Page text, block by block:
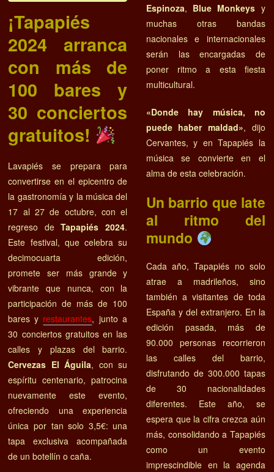
¡Tapapiés
2024 arranca
con más de
100 bares y
30 conciertos
gratuitos!
Lavapiés se prepara para
convertirse en el epicentro de
la gastronomía y la música del
17 al 27 de octubre, con el
regreso deTapapiés 2024.
Este festival, que celebra su
decimocuarta edición,
promete ser más grande y
vibrante que nunca, con la
participación de más de 100
bares y restaurantes, junto a
30 conciertos gratuitos en las
calles y plazas del barrio.
Cervezas El Águila, con su
espíritu centenario, patrocina
nuevamente este evento,
ofreciendo una experiencia
única por tan solo 3,5€: una
tapa exclusiva acompañada
de un botellín o caña.
Espinoza, Blue Monkeysy
muchas otras bandas
nacionales e internacionales
serán las encargadas de
poner ritmo a esta fiesta
multicultural.
«Donde hay música, no
puede haber maldad», dijo
Cervantes, y en Tapapiés la
música se convierte en el
alma de esta celebración.
Un barrio que late
al ritmo del
mundo
Cada año, Tapapiés no solo
atrae a madrileños, sino
también a visitantes de toda
España y del extranjero. En la
edición pasada, más de
90.000 personas recorrieron
las calles del barrio,
disfrutando de 300.000 tapas
de 30 nacionalidades
diferentes. Este año, se
espera que la cifra crezca aún
más, consolidando a Tapapiés
como un evento
imprescindible en la agenda